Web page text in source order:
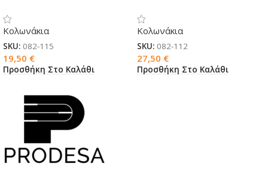
κολωνάκια
Κολωνάκια
SKU: 082-115
19,50 €
Προσθήκη Στο Καλάθι
Κολωνάκια
SKU: 082-112
27,50 €
Προσθήκη Στο Καλάθι